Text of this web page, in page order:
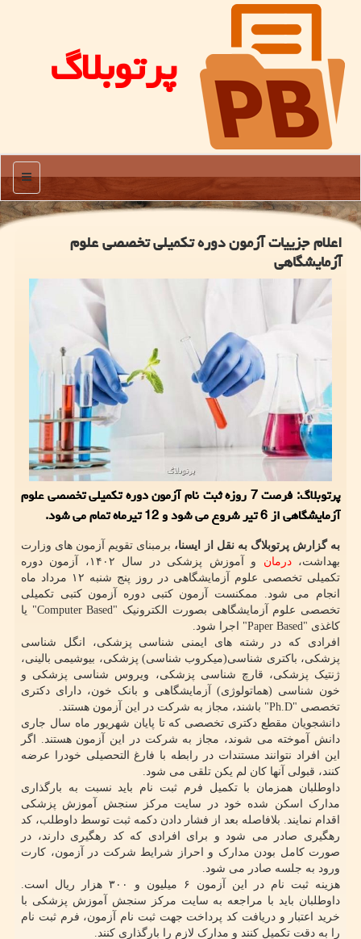
پرتوبلاگ
منو
اعلام جزییات آزمون دوره تکمیلی تخصصی علوم
آزمایشگاهی
پرتوبلاگ: فرصت 7 روزه ثبت نام آزمون دوره تکمیلی تخصصی علوم
آزمایشگاهی از 6 تیر شروع می شود و 12 تیرماه تمام می شود.
به گزارش پرتوبلاگ به نقل از ایسنا، برمبنای تقویم آزمون های وزارت
بهداشت،درمان
و آموزش پزشکی در سال ۱۴۰۲، آزمون دوره
تکمیلی تخصصی علوم آزمایشگاهی در روز پنج شنبه ۱۲ مرداد ماه
انجام می شود. ممکنست آزمون کتبی دوره آزمون کتبی تکمیلی
تخصصی علوم آزمایشگاهی بصورت الکترونیک "Computer Based" یا
کاغذی "Paper Based" اجرا شود.
افرادی که در رشته های ایمنی شناسی پزشکی، انگل شناسی
پزشکی، باکتری شناسی(میکروب شناسی) پزشکی، بیوشیمی بالینی،
ژنتیک پزشکی، قارچ شناسی پزشکی، ویروس شناسی پزشکی و
خون شناسی (هماتولوژی) آزمایشگاهی و بانک خون، دارای دکتری
تخصصی "Ph.D" باشند، مجاز به شرکت در این آزمون هستند.
دانشجویان مقطع دکتری تخصصی که تا پایان شهریور ماه سال جاری
دانش آموخته می شوند، مجاز به شرکت در این آزمون هستند. اگر
این افراد نتوانند مستندات در رابطه با فارغ التحصیلی خودرا عرضه
کنند، قبولی آنها کان لم یکن تلقی می شود.
داوطلبان همزمان با تکمیل فرم ثبت نام باید نسبت به بارگذاری
مدارک اسکن شده خود در سایت مرکز سنجش آموزش پزشکی
اقدام نمایند. بلافاصله بعد از فشار دادن دکمه ثبت توسط داوطلب، کد
رهگیری صادر می شود و برای افرادی که کد رهگیری دارند، در
صورت کامل بودن مدارک و احراز شرایط شرکت در آزمون، کارت
ورود به جلسه صادر می شود.
هزینه ثبت نام در این آزمون ۶ میلیون و ۳۰۰ هزار ریال است.
داوطلبان باید با مراجعه به سایت مرکز سنجش آموزش پزشکی با
خرید اعتبار و دریافت کد پرداخت جهت ثبت نام آزمون، فرم ثبت نام
را به دقت تکمیل کنند و مدارک لازم را بارگذاری کنند.